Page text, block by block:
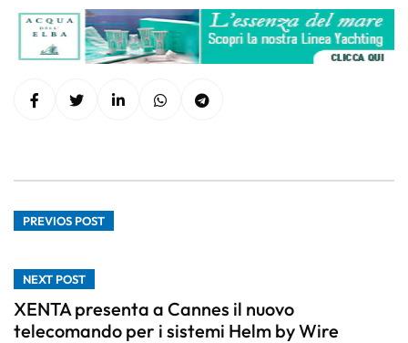
PREVIOS POST
NEXT POST
XENTA presenta a Cannes il nuovo
telecomando per i sistemi Helm by Wire